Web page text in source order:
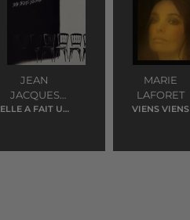
JEAN
JACQUES
GOLDMAN
ELLE A FAIT UN
MARIE
LAFORET
VIENS VIENS